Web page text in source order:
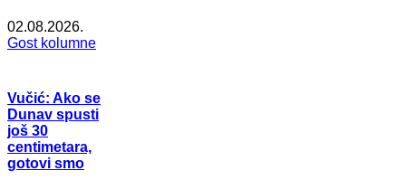
02.08.2026.
Gost kolumne
Vučić: Ako se
Dunav spusti
još 30
centimetara,
gotovi smo